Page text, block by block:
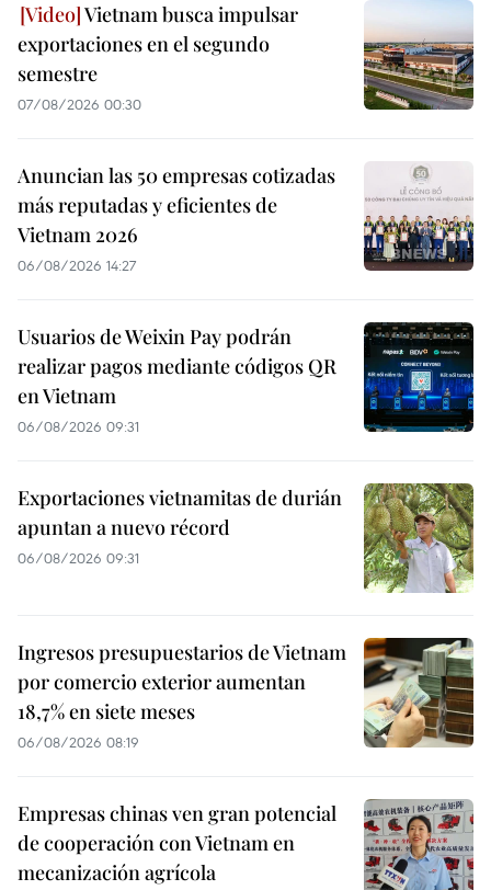
Vietnam busca impulsar
exportaciones en el segundo
semestre
07/08/2026 00:30
Anuncian las 50 empresas cotizadas
más reputadas y eficientes de
Vietnam 2026
06/08/2026 14:27
Usuarios de Weixin Pay podrán
realizar pagos mediante códigos QR
en Vietnam
06/08/2026 09:31
Exportaciones vietnamitas de durián
apuntan a nuevo récord
06/08/2026 09:31
Ingresos presupuestarios de Vietnam
por comercio exterior aumentan
18,7% en siete meses
06/08/2026 08:19
Empresas chinas ven gran potencial
de cooperación con Vietnam en
mecanización agrícola